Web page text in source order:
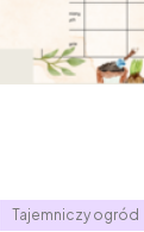
Tajemniczy ogród